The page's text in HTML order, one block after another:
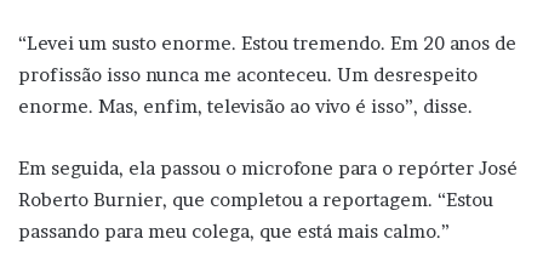
“Levei um susto enorme. Estou tremendo. Em 20 anos de
profissão isso nunca me aconteceu. Um desrespeito
enorme. Mas, enfim, televisão ao vivo é isso”, disse.
Em seguida, ela passou o microfone para o repórter José
Roberto Burnier, que completou a reportagem. “Estou
passando para meu colega, que está mais calmo.”